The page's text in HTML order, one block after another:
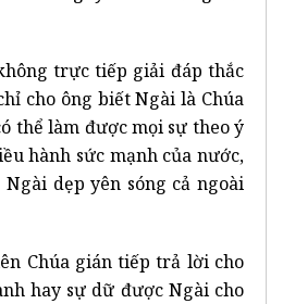
trực tiếp giải đáp thắc
cho ông biết Ngài là Chúa
thể làm được mọi sự theo ý
hành sức mạnh của nước,
dẹp yên sóng cả ngoài
gián tiếp trả lời cho
hay sự dữ được Ngài cho